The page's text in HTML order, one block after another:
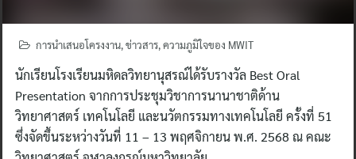
การนำเสนอโครงงาน,ข่าวสาร,ความภูมิใจของ MWIT
นักเรียนโรงเรียนมหิดลวิทยานุสรณ์ได้รับรางวัล Best Oral
Presentation จากการประชุมวิชาการนานาชาติด้าน
วิทยาศาสตร์ เทคโนโลยี และนวัตกรรมทางเทคโนโลยี ครั้งที่ 51
ซึ่งจัดขึ้นระหว่างวันที่ 11 – 13 พฤศจิกายน พ.ศ. 2568 ณ คณะ